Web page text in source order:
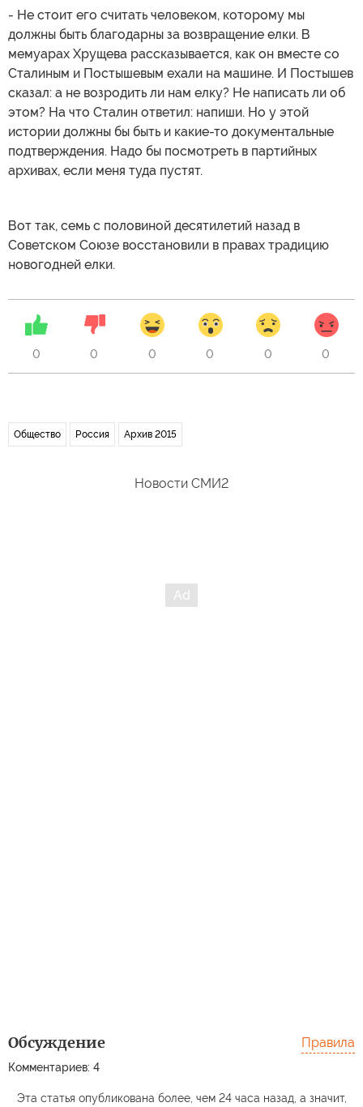
- Не стоит его считать человеком, которому мы
должны быть благодарны за возвращение елки. В
мемуарах Хрущева рассказывается, как он вместе со
Сталиным и Постышевым ехали на машине. И Постышев
сказал: а не возродить ли нам елку? Не написать ли об
этом? На что Сталин ответил: напиши. Но у этой
истории должны бы быть и какие-то документальные
подтверждения. Надо бы посмотреть в партийных
архивах, если меня туда пустят.
Вот так, семь с половиной десятилетий назад в
Советском Союзе восстановили в правах традицию
новогодней елки.
0 0 0 0 0 0
Общество Россия Архив 2015
Новости СМИ2
Обсуждение
Комментариев: 4
Правила
Эта статья опубликована более, чем 24 часа назад, а значит,